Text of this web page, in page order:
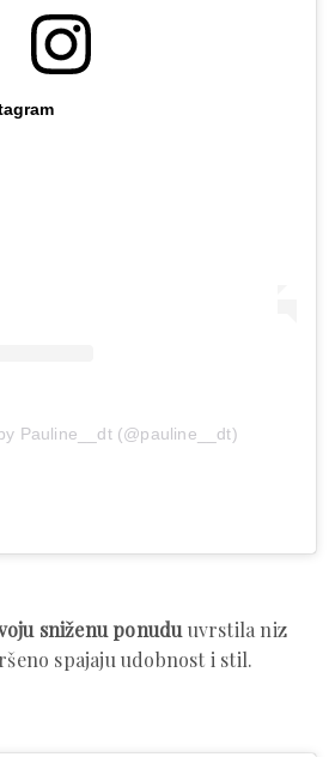
Pauline__dt (@pauline__dt)
sniženu ponudu uvrstila niz
spajaju udobnost i stil.